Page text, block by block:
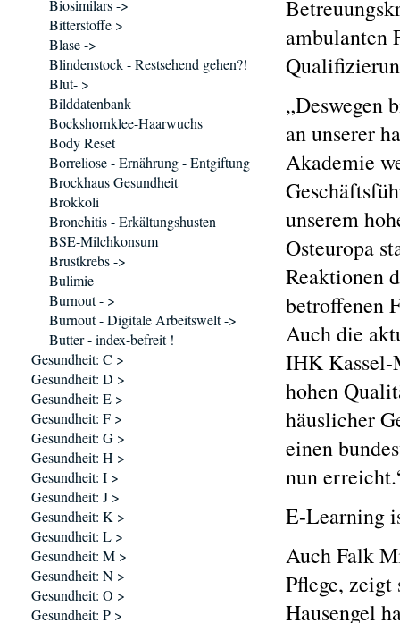
ambulanten
„Deswegen
an unserer
Akademie
unserem
Osteuropa
Reaktionen
betroffenen
Auch die
IHK Kassel-
hohen
häuslicher
einen
nun
E-Learning
Auch Falk
Pflege,
Hausengel
Biosimilars ->
Bitterstoffe >
Blase ->
Blindenstock - Restsehend gehen?!
Blut- >
Bilddatenbank
Bockshornklee-Haarwuchs
Body Reset
Borreliose - Ernährung - Entgiftung
Brockhaus Gesundheit
Brokkoli
Bronchitis - Erkältungshusten
BSE-Milchkonsum
Brustkrebs ->
Bulimie
Burnout - >
Burnout - Digitale Arbeitswelt ->
Butter - index-befreit !
Gesundheit: C >
Gesundheit: D >
Gesundheit: E >
Gesundheit: F >
Gesundheit: G >
Gesundheit: H >
Gesundheit: I >
Gesundheit: J >
Gesundheit: K >
Gesundheit: L >
Gesundheit: M >
Gesundheit: N >
Gesundheit: O >
Gesundheit: P >